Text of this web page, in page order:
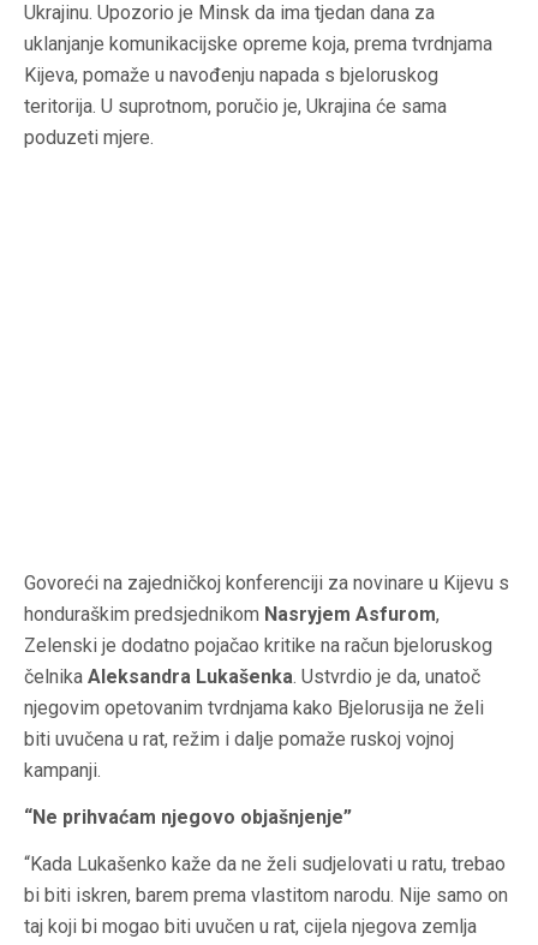
Ukrajinu. Upozorio je Minsk da ima tjedan dana za
uklanjanje komunikacijske opreme koja, prema tvrdnjama
Kijeva, pomaže u navođenju napada s bjeloruskog
teritorija. U suprotnom, poručio je, Ukrajina će sama
poduzeti mjere.
Govoreći na zajedničkoj konferenciji za novinare u Kijevu s
honduraškim predsjednikom Nasryjem Asfurom,
Zelenski je dodatno pojačao kritike na račun bjeloruskog
čelnika Aleksandra Lukašenka. Ustvrdio je da, unatoč
njegovim opetovanim tvrdnjama kako Bjelorusija ne želi
biti uvučena u rat, režim i dalje pomaže ruskoj vojnoj
kampanji.
“Ne prihvaćam njegovo objašnjenje”
“Kada Lukašenko kaže da ne želi sudjelovati u ratu, trebao
bi biti iskren, barem prema vlastitom narodu. Nije samo on
taj koji bi mogao biti uvučen u rat, cijela njegova zemlja